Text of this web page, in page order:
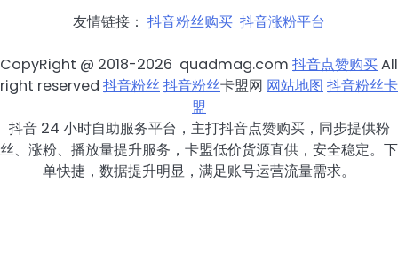
友情链接： 抖音粉丝购买 抖音涨粉平台
CopyRight @ 2018-2026 quadmag.com 抖音点赞购买All
right reserved 抖音粉丝抖音粉丝卡盟网 网站地图 抖音粉丝卡
盟
抖音 24 小时自助服务平台，主打抖音点赞购买，同步提供粉
丝、涨粉、播放量提升服务，卡盟低价货源直供，安全稳定。下
单快捷，数据提升明显，满足账号运营流量需求。